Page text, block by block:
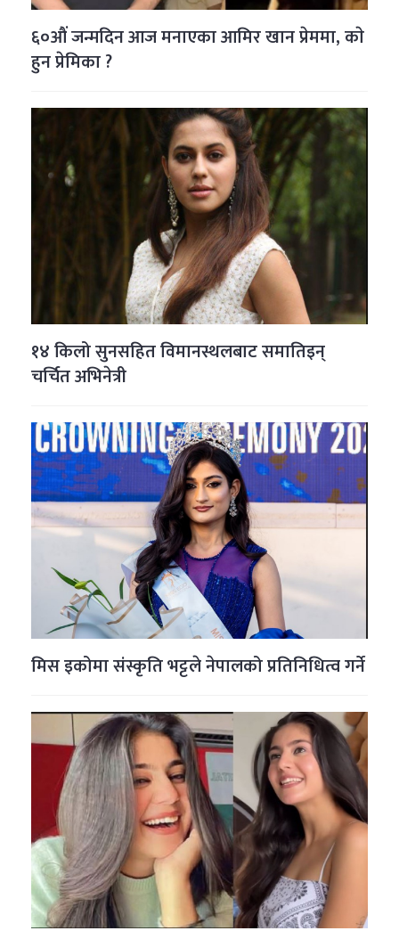
६०औं जन्मदिन आज मनाएका आमिर खान प्रेममा, काे
हुन प्रेमिका ?
१४ किलो सुनसहित विमानस्थलबाट समातिइन्
चर्चित अभिनेत्री
मिस इकोमा संस्कृति भट्टले नेपालको प्रतिनिधित्व गर्ने